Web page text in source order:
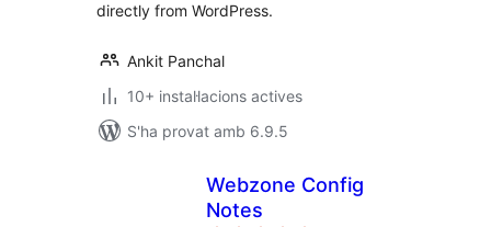
directly from WordPress.
Ankit Panchal
10+ instal·lacions actives
S'ha provat amb 6.9.5
Webzone Config
Notes